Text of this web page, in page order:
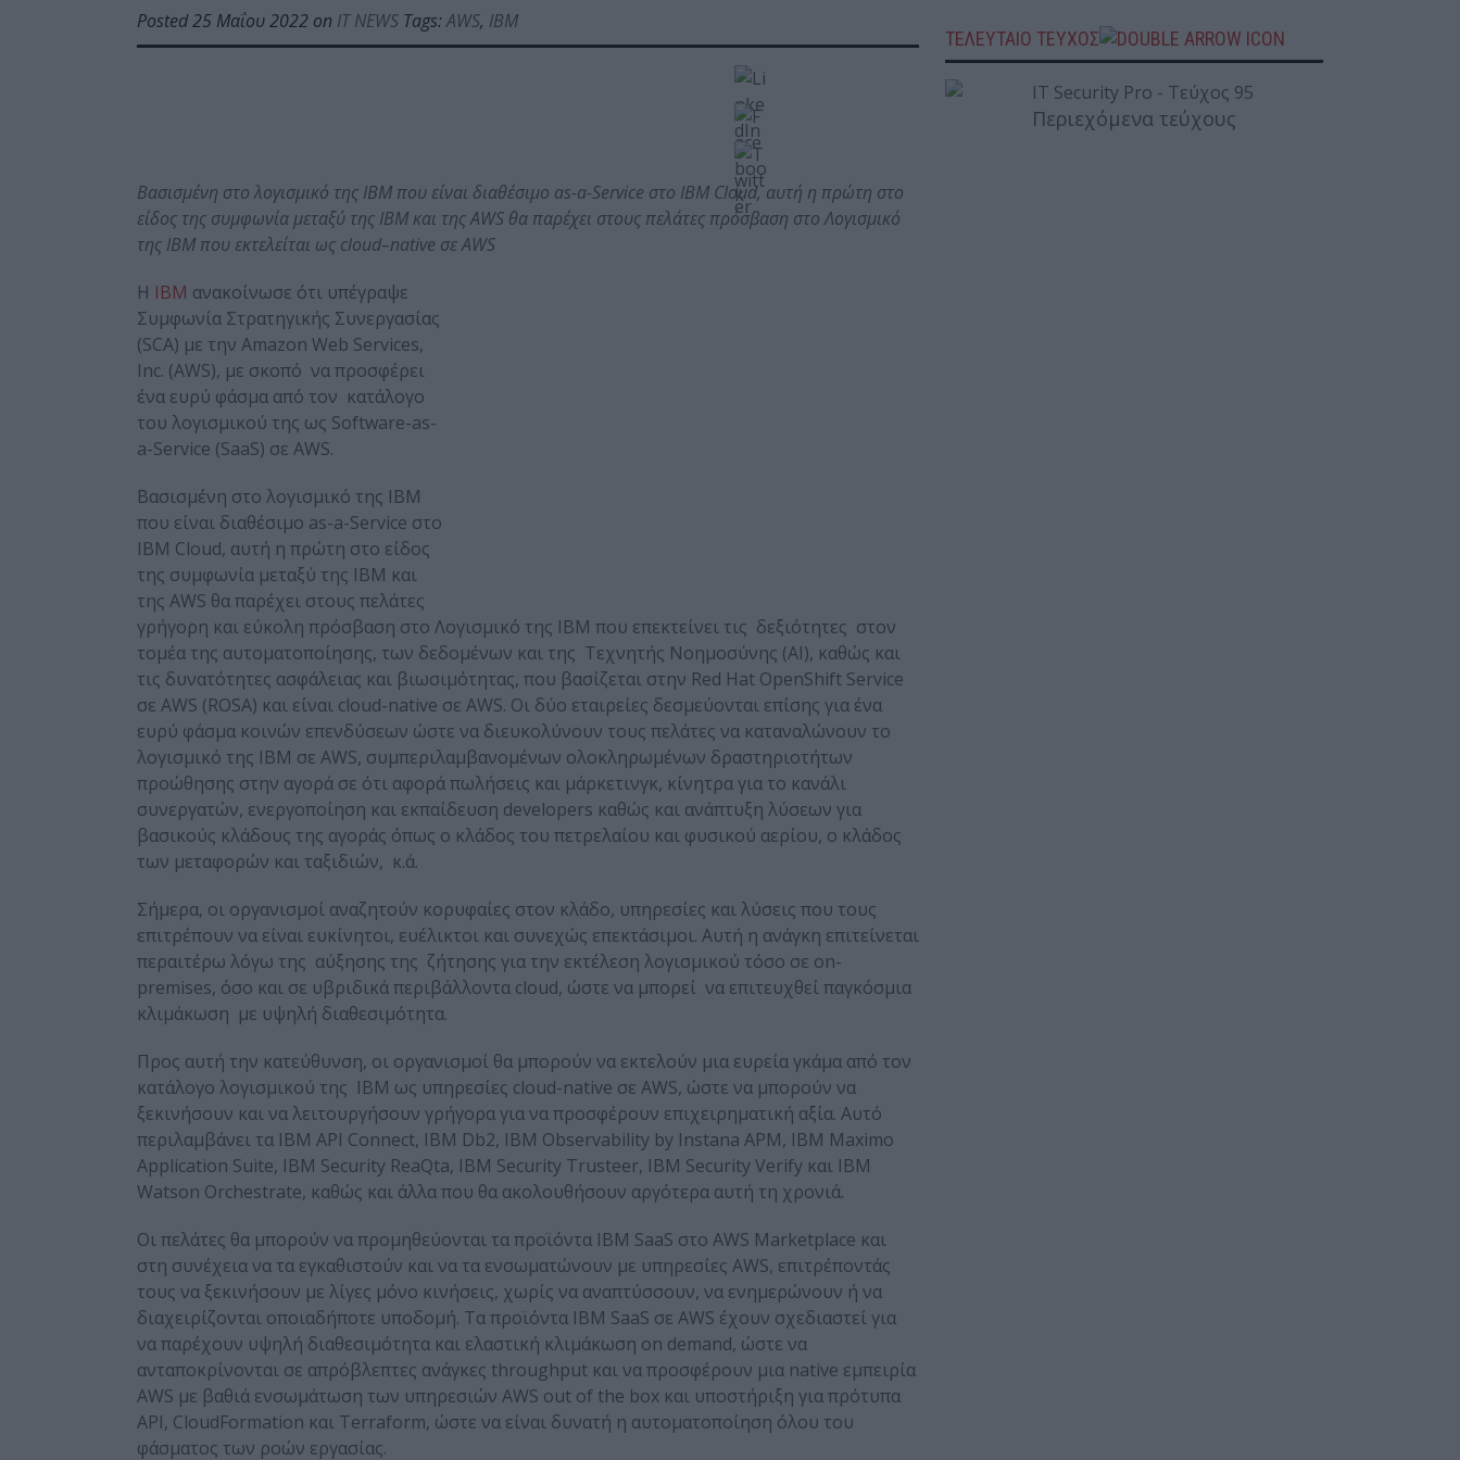
Posted 25 Μαΐου 2022 on IT NEWS Tags:AWS, IBM
Βασισμένη στο λογισμικό της IBM που είναι διαθέσιμο as-a-Service στο IBM Cloud, αυτή η πρώτη στο
είδος της συμφωνία μεταξύ της IBM και τηςAWS θα παρέχει στους πελάτες πρόσβαση στο Λογισμικό
της IBM που εκτελείται ως cloud–native σεAWS
Η IBM ανακοίνωσε ότι υπέγραψε
Συμφωνία Στρατηγικής Συνεργασίας
(SCA) με την Amazon Web Services,
Inc. (AWS), με σκοπό να προσφέρει
ένα ευρύ φάσμα από τον κατάλογο
του λογισμικού της ως Software-as-
a-Service (SaaS) σε AWS.
Βασισμένη στο λογισμικό της IBM
που είναι διαθέσιμο as-a-Service στο
IBM Cloud, αυτή η πρώτη στο είδος
της συμφωνία μεταξύ της IBM και
της AWS θα παρέχει στους πελάτες
γρήγορη και εύκολη πρόσβαση στο Λογισμικό της IBM που επεκτείνει τις δεξιότητες στον
τομέα της αυτοματοποίησης, των δεδομένων και της Τεχνητής Νοημοσύνης (ΑΙ), καθώς και
τις δυνατότητες ασφάλειας και βιωσιμότητας, που βασίζεται στην Red Hat OpenShift Service
σε AWS (ROSA) και είναι cloud-native σε AWS. Οι δύο εταιρείες δεσμεύονται επίσης για ένα
ευρύ φάσμα κοινών επενδύσεων ώστε να διευκολύνουν τους πελάτες να καταναλώνουν το
λογισμικό της IBM σε AWS, συμπεριλαμβανομένων ολοκληρωμένων δραστηριοτήτων
προώθησης στην αγορά σε ότι αφορά πωλήσεις και μάρκετινγκ, κίνητρα για το κανάλι
συνεργατών, ενεργοποίηση και εκπαίδευση developers καθώς και ανάπτυξη λύσεων για
βασικούς κλάδους της αγοράς όπως ο κλάδος του πετρελαίου και φυσικού αερίου, ο κλάδος
των μεταφορών και ταξιδιών, κ.ά.
Σήμερα, οι οργανισμοί αναζητούν κορυφαίες στον κλάδο, υπηρεσίες και λύσεις που τους
επιτρέπουν να είναι ευκίνητοι, ευέλικτοι και συνεχώς επεκτάσιμοι. Αυτή η ανάγκη επιτείνεται
περαιτέρω λόγω της αύξησης της ζήτησης για την εκτέλεση λογισμικού τόσο σε on-
premises, όσο και σε υβριδικά περιβάλλοντα cloud, ώστε να μπορεί να επιτευχθεί παγκόσμια
κλιμάκωση με υψηλή διαθεσιμότητα.
Προς αυτή την κατεύθυνση, οι οργανισμοί θα μπορούν να εκτελούν μια ευρεία γκάμα από τον
κατάλογο λογισμικού της IBM ως υπηρεσίες cloud-native σε AWS, ώστε να μπορούν να
ξεκινήσουν και να λειτουργήσουν γρήγορα για να προσφέρουν επιχειρηματική αξία. Αυτό
περιλαμβάνει τα IBM API Connect, IBM Db2, IBM Observability by Instana APM, IBM Maximo
Application Suite, IBM Security ReaQta, IBM Security Trusteer, IBM Security Verify και IBM
Watson Orchestrate, καθώς και άλλα που θα ακολουθήσουν αργότερα αυτή τη χρονιά.
Οι πελάτες θα μπορούν να προμηθεύονται τα προϊόντα IBM SaaS στο AWS Marketplace και
στη συνέχεια να τα εγκαθιστούν και να τα ενσωματώνουν με υπηρεσίες AWS, επιτρέποντάς
τους να ξεκινήσουν με λίγες μόνο κινήσεις, χωρίς να αναπτύσσουν, να ενημερώνουν ή να
διαχειρίζονται οποιαδήποτε υποδομή. Τα προϊόντα IBM SaaS σε AWS έχουν σχεδιαστεί για
να παρέχουν υψηλή διαθεσιμότητα και ελαστική κλιμάκωση on demand, ώστε να
ανταποκρίνονται σε απρόβλεπτες ανάγκες throughput και να προσφέρουν μια native εμπειρία
AWS με βαθιά ενσωμάτωση των υπηρεσιών AWS out of the box και υποστήριξη για πρότυπα
API, CloudFormation και Terraform, ώστε να είναι δυνατή η αυτοματοποίηση όλου του
φάσματος των ροών εργασίας.
ΤΕΛΕΥΤΑΙΟ ΤΕΥΧΟΣ
Περιεχόμενα τεύχους